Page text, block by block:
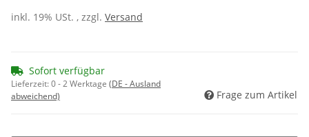
inkl. 19% USt. , zzgl. Versand
Sofort verfügbar
Lieferzeit:0 - 2 Werktage (DE - Ausland
abweichend)
Frage zum Artikel